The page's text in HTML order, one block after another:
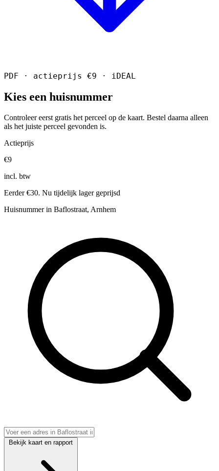
PDF · actieprijs €9 · iDEAL
Kies een huisnummer
Controleer eerst gratis het perceel op de kaart. Bestel daarna alleen
als het juiste perceel gevonden is.
Actieprijs
€9
incl. btw
Eerder €30. Nu tijdelijk lager geprijsd
Huisnummer in Baflostraat, Arnhem
Bekijk kaart en rapport